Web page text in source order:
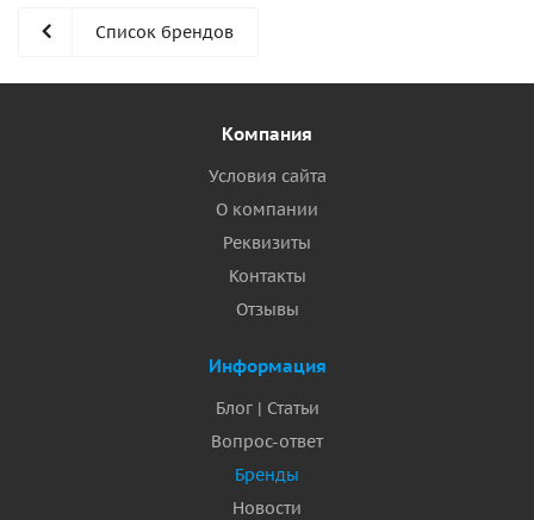
Список брендов
Компания
Условия сайта
О компании
Реквизиты
Контакты
Отзывы
Информация
Блог | Статьи
Вопрос-ответ
Бренды
Новости